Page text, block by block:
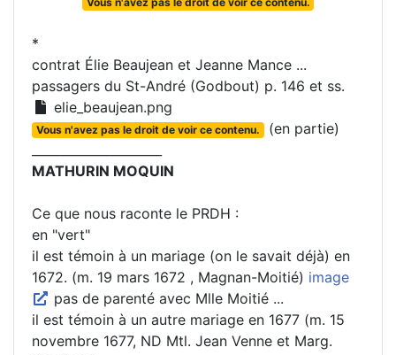
*
contrat Élie Beaujean et Jeanne Mance ...
passagers du St-André (Godbout) p. 146 et ss.
elie_beaujean.png
Vous n'avez pas le droit de voir ce contenu. (en partie)
MATHURIN MOQUIN
Ce que nous raconte le PRDH :
en "vert"
il est témoin à un mariage (on le savait déjà) en
1672. (m. 19 mars 1672 , Magnan-Moitié) image
pas de parenté avec Mlle Moitié ...
il est témoin à un autre mariage en 1677 (m. 15
novembre 1677, ND Mtl. Jean Venne et Marg.